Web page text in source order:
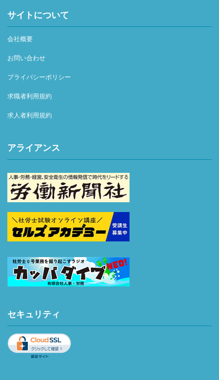
サイトについて
会社概要
お問い合わせ
プライバシーポリシー
求職者利用規約
求人者利用規約
アライアンス
セキュリティ